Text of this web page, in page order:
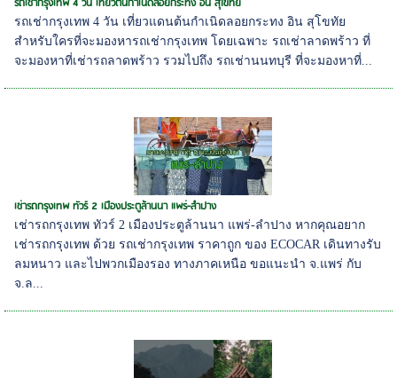
รถเช่ากรุงเทพ 4 วัน เที่ยวต้นกำเนิดลอยกระทง อิน สุโขทัย
รถเช่ากรุงเทพ 4 วัน เที่ยวแดนต้นกำเนิดลอยกระทง อิน สุโขทัย
สำหรับใครที่จะมองหารถเช่ากรุงเทพ โดยเฉพาะ รถเช่าลาดพร้าว ที่
จะมองหาที่เช่ารถลาดพร้าว รวมไปถึง รถเช่านนทบุรี ที่จะมองหาที่...
เช่ารถกรุงเทพ ทัวร์ 2 เมืองประตูล้านนา แพร่-ลำปาง
เช่ารถกรุงเทพ ทัวร์ 2 เมืองประตูล้านนา แพร่-ลำปาง หากคุณอยาก
เช่ารถกรุงเทพ ด้วย รถเช่ากรุงเทพ ราคาถูก ของ ECOCAR เดินทางรับ
ลมหนาว และไปพวกเมืองรอง ทางภาคเหนือ ขอแนะนำ จ.แพร่ กับ
จ.ล...